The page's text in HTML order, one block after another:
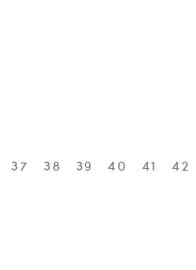
37 38 39 40 41
42